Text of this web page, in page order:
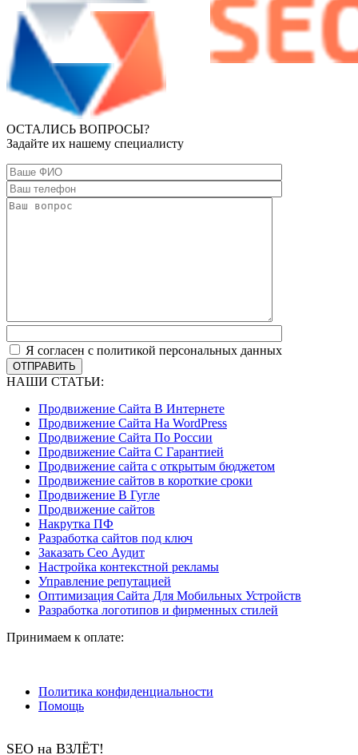
ОСТАЛИСЬ ВОПРОСЫ?
Задайте их нашему специалисту
Я согласен с политикой персональных данных
ОТПРАВИТЬ
НАШИ СТАТЬИ:
Продвижение Сайта В Интернете
Продвижение Сайта На WordPress
Продвижение Сайта По России
Продвижение Сайта С Гарантией
Продвижение сайта с открытым бюджетом
Продвижение сайтов в короткие сроки
Продвижение В Гугле
Продвижение сайтов
Накрутка ПФ
Разработка сайтов под ключ
Заказать Сео Аудит
Настройка контекстной рекламы
Управление репутацией
Оптимизация Сайта Для Мобильных Устройств
Разработка логотипов и фирменных стилей
Принимаем к оплате:
Политика конфиденциальности
Помощь
SEO на ВЗЛЁТ!